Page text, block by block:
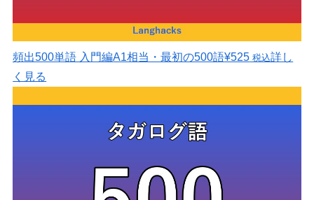
頻出500単語 入門編A1相当・最初の500語¥525 税込詳し
く見る